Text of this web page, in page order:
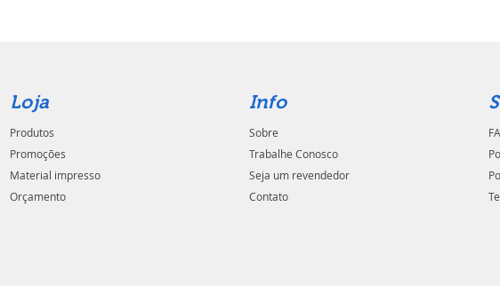
Loja
Produtos
Promoções
Material impresso
Orçamento
Info
Sobre
Trabalhe Conosco
Seja um revendedor
Contato